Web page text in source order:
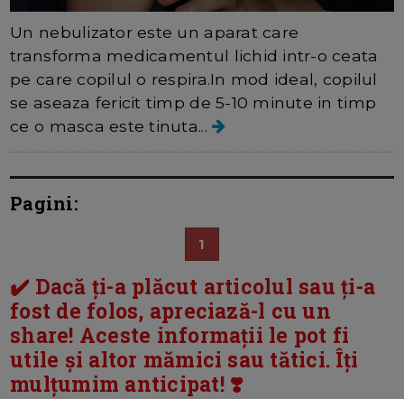
Un nebulizator este un aparat care
transforma medicamentul lichid intr-o ceata
pe care copilul o respira.In mod ideal, copilul
se aseaza fericit timp de 5-10 minute in timp
ce o masca este tinuta...
Pagini:
1
✔️ Dacă ți-a plăcut articolul sau ți-a
fost de folos, apreciază-l cu un
share! Aceste informații le pot fi
utile și altor mămici sau tătici. Îți
mulțumim anticipat! ❣️